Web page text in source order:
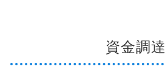
資金調達